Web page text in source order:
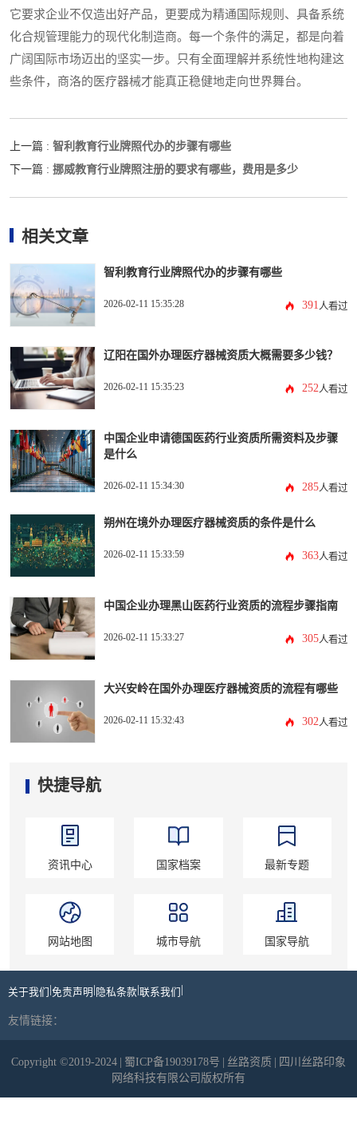
它要求企业不仅造出好产品，更要成为精通国际规则、具备系统
化合规管理能力的现代化制造商。每一个条件的满足，都是向着
广阔国际市场迈出的坚实一步。只有全面理解并系统性地构建这
些条件，商洛的医疗器械才能真正稳健地走向世界舞台。
上一篇 : 智利教育行业牌照代办的步骤有哪些
下一篇 : 挪威教育行业牌照注册的要求有哪些，费用是多少
相关文章
智利教育行业牌照代办的步骤有哪些
2026-02-11 15:35:28 391人看过
辽阳在国外办理医疗器械资质大概需要多少钱？
2026-02-11 15:35:23 252人看过
中国企业申请德国医药行业资质所需资料及步骤
是什么
2026-02-11 15:34:30 285人看过
朔州在境外办理医疗器械资质的条件是什么
2026-02-11 15:33:59 363人看过
中国企业办理黑山医药行业资质的流程步骤指南
2026-02-11 15:33:27 305人看过
大兴安岭在国外办理医疗器械资质的流程有哪些
2026-02-11 15:32:43 302人看过
快捷导航
资讯中心 国家档案 最新专题
网站地图 城市导航 国家导航
关于我们 免责声明 隐私条款 联系我们
友情链接：
Copyright ©2019-2024 蜀ICP备19039178号 丝路资质
四川丝路印象
网络科技有限公司版权所有